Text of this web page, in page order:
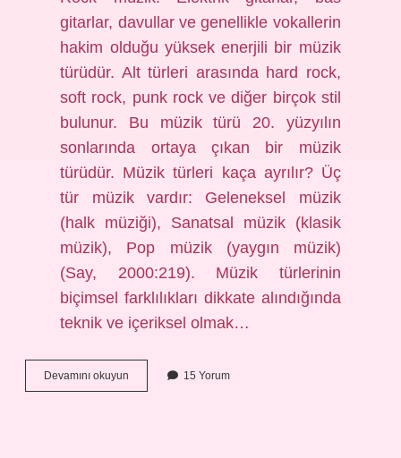
gitarlar, davullar ve genellikle vokallerin
hakim olduğu yüksek enerjili bir müzik
türüdür. Alt türleri arasında hard rock,
soft rock, punk rock ve diğer birçok stil
bulunur. Bu müzik türü 20. yüzyılın
sonlarında ortaya çıkan bir müzik
türüdür. Müzik türleri kaça ayrılır? Üç
tür müzik vardır: Geleneksel müzik
(halk müziği), Sanatsal müzik (klasik
müzik), Pop müzik (yaygın müzik)
(Say, 2000:219). Müzik türlerinin
biçimsel farklılıkları dikkate alındığında
teknik ve içeriksel olmak…
Devamını okuyun
Müzik
15 Yorum